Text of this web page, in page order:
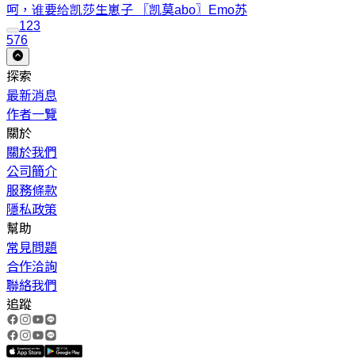
呵，谁要给凯莎生崽子 〖凯莫abo〗
Emo苏
123
576
探索
最新消息
作者一覽
關於
關於我們
公司簡介
服務條款
隱私政策
幫助
常見問題
合作洽詢
聯絡我們
追蹤